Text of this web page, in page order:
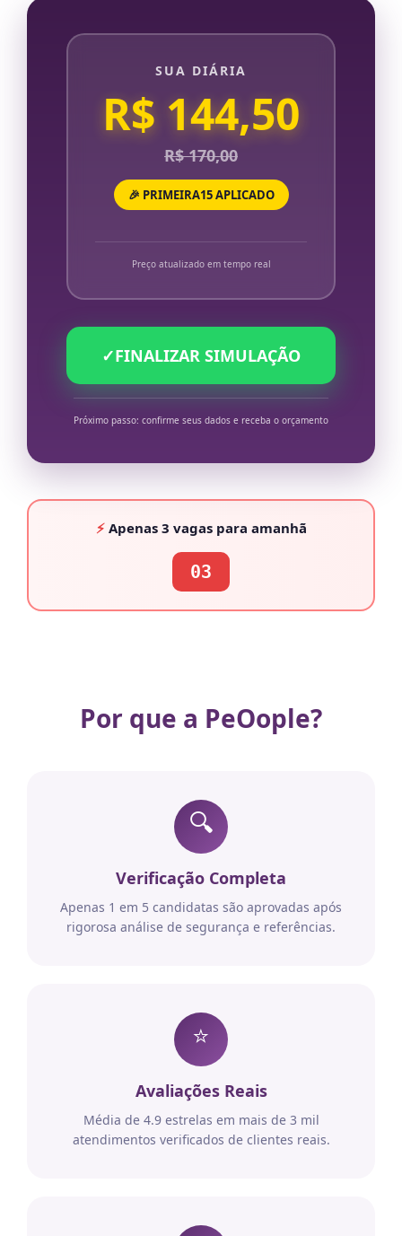
SUA DIÁRIA
R$ 144,50
R$ 170,00
🎉 PRIMEIRA15 APLICADO
Preço atualizado em tempo real
✓FINALIZAR SIMULAÇÃO
Próximo passo: confirme seus dados e receba o orçamento
⚡Apenas 3 vagaspara amanhã
03
Por que a PeOople?
🔍
Verificação Completa
Apenas 1 em 5 candidatas são aprovadas após
rigorosa análise de segurança e referências.
⭐
Avaliações Reais
Média de 4.9 estrelas em mais de 3 mil
atendimentos verificados de clientes reais.